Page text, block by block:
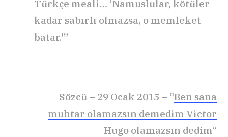
Türkçe meali… ‘Namuslular, kötüler
kadar sabırlı olmazsa, o memleket
batar.'”
Sözcü – 29 Ocak 2015 – “Ben sana
muhtar olamazsın demedim Victor
Hugo olamazsın dedim“